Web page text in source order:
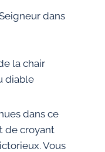
dans
la chair
diable
dans ce
de croyant
Vous